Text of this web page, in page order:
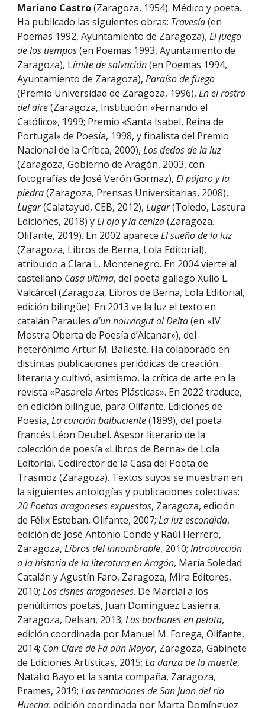
Mariano Castro(Zaragoza, 1954). Médico y poeta.
Ha publicado las siguientes obras: Travesía(en
Poemas 1992, Ayuntamiento de Zaragoza),El juego
de los tiempos(en Poemas 1993, Ayuntamiento de
Zaragoza), Límite de salvación(en Poemas 1994,
Ayuntamiento de Zaragoza),Paraíso de fuego
(Premio Universidad de Zaragoza, 1996),En el rostro
del aire(Zaragoza, Institución «Fernando el
Católico», 1999; Premio «Santa Isabel, Reina de
Portugal» de Poesía, 1998, y finalista del Premio
Nacional de la Crítica, 2000),Los dedos de la luz
(Zaragoza, Gobierno de Aragón, 2003, con
fotografías de José Verón Gormaz),El pájaro y la
piedra(Zaragoza, Prensas Universitarias, 2008),
Lugar(Calatayud, CEB, 2012),Lugar(Toledo, Lastura
Ediciones, 2018) yEl ojo y la ceniza(Zaragoza.
Olifante, 2019). En 2002 apareceEl sueño de la luz
(Zaragoza, Libros de Berna, Lola Editorial),
atribuido a Clara L. Montenegro. En 2004 vierte al
castellano Casa última, del poeta gallego Xulio L.
Valcárcel (Zaragoza, Libros de Berna, Lola Editorial,
edición bilingüe). En 2013 ve la luz el texto en
catalán Paraulesd’un nouvingut al Delta(en «IV
Mostra Oberta de Poesía d’Alcanar»), del
heterónimo Artur M. Ballesté. Ha colaborado en
distintas publicaciones periódicas de creación
literaria y cultivó, asimismo, la crítica de arte en la
revista «Pasarela Artes Plásticas». En 2022 traduce,
en edición bilingüe, para Olifante. Ediciones de
Poesía,La canción balbuciente(1899), del poeta
francés Léon Deubel. Asesor literario de la
colección de poesía «Libros de Berna» de Lola
Editorial. Codirector de la Casa del Poeta de
Trasmoz (Zaragoza). Textos suyos se muestran en
la siguientes antologías y publicaciones colectivas:
20 Poetas aragoneses expuestos, Zaragoza, edición
de Félix Esteban, Olifante, 2007;La luz escondida,
edición de José Antonio Conde y Raúl Herrero,
Zaragoza,Libros del Innombrable, 2010;Introducción
a la historia de la literatura en Aragón, María Soledad
Catalán y Agustín Faro, Zaragoza, Mira Editores,
2010;Los cisnes aragoneses. De Marcial a los
penúltimos poetas, Juan Domínguez Lasierra,
Zaragoza, Delsan, 2013;Los borbones en pelota,
edición coordinada por Manuel M. Forega, Olifante,
2014; Con Clave de Fa aún Mayor, Zaragoza, Gabinete
de Ediciones Artísticas, 2015;La danza de la muerte,
Natalio Bayo et la santa compaña, Zaragoza,
Prames, 2019; Las tentaciones de San Juan del río
Huecha, edición coordinada por Marta Domínguez